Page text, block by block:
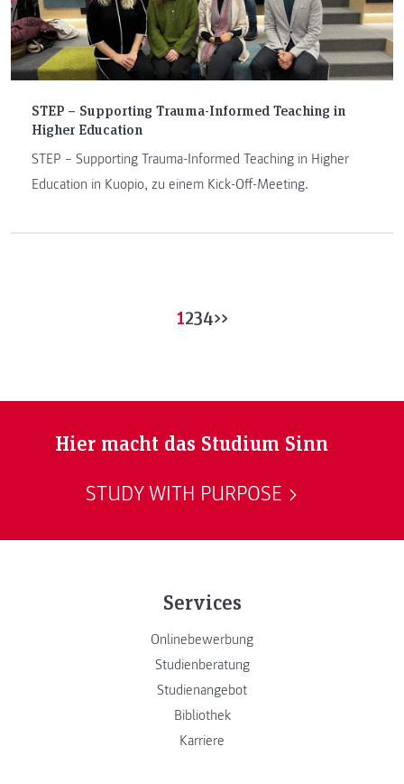
STEP – Supporting Trauma-Informed Teaching in
Higher Education
STEP – Supporting Trauma-Informed Teaching in Higher
Education in Kuopio, zu einem Kick-Off-Meeting.
1234>>
Hier macht das Studium Sinn
STUDY WITH PURPOSE
Services
Onlinebewerbung
Studienberatung
Studienangebot
Bibliothek
Karriere